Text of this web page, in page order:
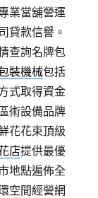
業當舖營運
貸款信譽。
查詢名牌包
裝機械包括
式取得資金
術設備品牌
花花束頂級
店提供最優
地點遍佈全
空間經營網